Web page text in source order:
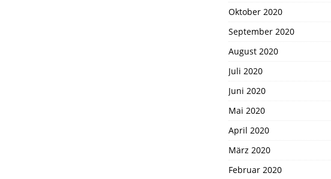
Oktober 2020
September 2020
August 2020
Juli 2020
Juni 2020
Mai 2020
April 2020
März 2020
Februar 2020